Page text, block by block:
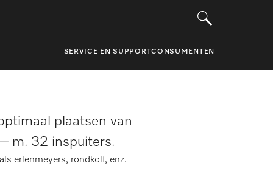
SERVICE EN SUPPORTCONSUMENTEN
plaatsen van
m. 32 inspuiters.
erlenmeyers, rondkolf, enz.